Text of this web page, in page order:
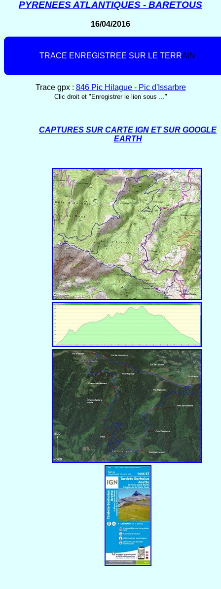
PYRENEES ATLANTIQUES - BARETOUS
16/04/2016
TRACE EN REG STREE SUR LE TERRA N
Trace gpx : 846 Pic Hilague - Pic d'Issarbre
Clic droit et "Enregistrer le lien sous ..."
CAPTURES SUR CARTE IGN ET SUR GOOGLE
EARTH